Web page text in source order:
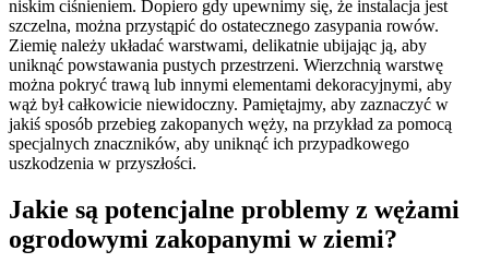
niskim ciśnieniem. Dopiero gdy upewnimy się, że instalacja jest
szczelna, można przystąpić do ostatecznego zasypania rowów.
Ziemię należy układać warstwami, delikatnie ubijając ją, aby
uniknąć powstawania pustych przestrzeni. Wierzchnią warstwę
można pokryć trawą lub innymi elementami dekoracyjnymi, aby
wąż był całkowicie niewidoczny. Pamiętajmy, aby zaznaczyć w
jakiś sposób przebieg zakopanych węży, na przykład za pomocą
specjalnych znaczników, aby uniknąć ich przypadkowego
uszkodzenia w przyszłości.
Jakie są potencjalne problemy z wężami
ogrodowymi zakopanymi w ziemi?